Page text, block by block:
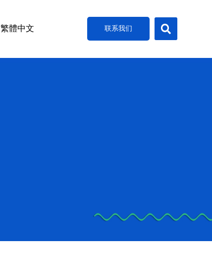
繁體中文 联系我们 搜
索